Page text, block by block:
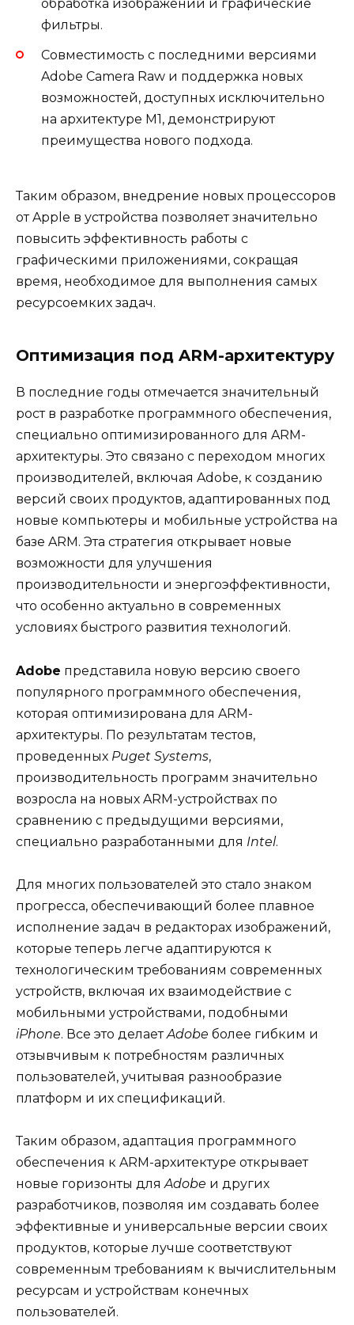
обработка изображений и графические
фильтры.
Совместимость с последними версиями
Adobe Camera Raw и поддержка новых
возможностей, доступных исключительно
на архитектуре M1, демонстрируют
преимущества нового подхода.
Таким образом, внедрение новых процессоров
от Apple в устройства позволяет значительно
повысить эффективность работы с
графическими приложениями, сокращая
время, необходимое для выполнения самых
ресурсоемких задач.
Оптимизация под ARM-архитектуру
В последние годы отмечается значительный
рост в разработке программного обеспечения,
специально оптимизированного для ARM-
архитектуры. Это связано с переходом многих
производителей, включая Adobe, к созданию
версий своих продуктов, адаптированных под
новые компьютеры и мобильные устройства на
базе ARM. Эта стратегия открывает новые
возможности для улучшения
производительности и энергоэффективности,
что особенно актуально в современных
условиях быстрого развития технологий.
Adobe представила новую версию своего
популярного программного обеспечения,
которая оптимизирована для ARM-
архитектуры. По результатам тестов,
проведенных Puget Systems,
производительность программ значительно
возросла на новых ARM-устройствах по
сравнению с предыдущими версиями,
специально разработанными для Intel.
Для многих пользователей это стало знаком
прогресса, обеспечивающий более плавное
исполнение задач в редакторах изображений,
которые теперь легче адаптируются к
технологическим требованиям современных
устройств, включая их взаимодействие с
мобильными устройствами, подобными
iPhone. Все это делаетAdobe более гибким и
отзывчивым к потребностям различных
пользователей, учитывая разнообразие
платформ и их спецификаций.
Таким образом, адаптация программного
обеспечения к ARM-архитектуре открывает
новые горизонты дляAdobe и других
разработчиков, позволяя им создавать более
эффективные и универсальные версии своих
продуктов, которые лучше соответствуют
современным требованиям к вычислительным
ресурсам и устройствам конечных
пользователей.